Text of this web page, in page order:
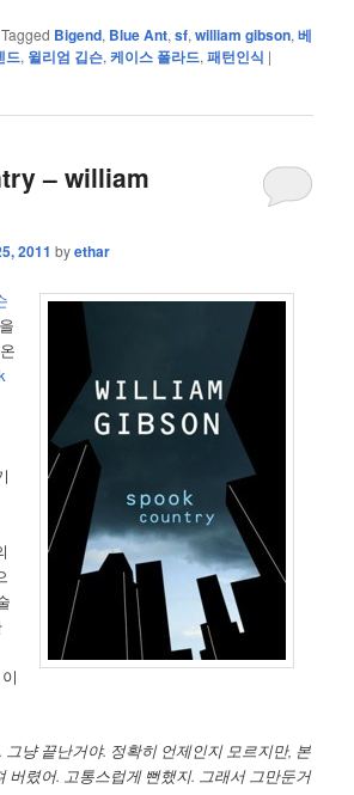
Tagged Bigend, Blue Ant,sf,william gibson,베
드, 윌리엄 깁슨,케이스 폴라드,패턴인식 |
– william
2011 byethar
그냥 끝난거야. 정확히 언제인지 모르지만, 본
버렸어. 고통스럽게 뻔했지. 그래서 그만둔거